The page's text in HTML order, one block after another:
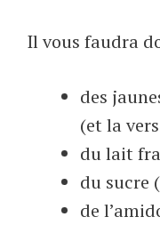
Il vous faudra
des
(et la
du lait
du sucre
de